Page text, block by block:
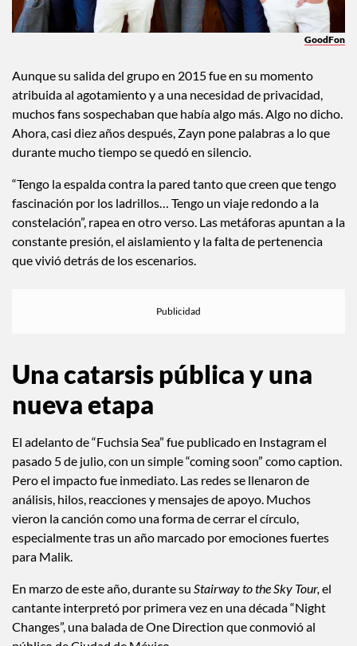
GoodFon
Aunque su salida del grupo en 2015 fue en su momento
atribuida al agotamiento y a una necesidad de privacidad,
muchos fans sospechaban que había algo más. Algo no dicho.
Ahora, casi diez años después, Zayn pone palabras a lo que
durante mucho tiempo se quedó en silencio.
“Tengo la espalda contra la pared tanto que creen que tengo
fascinación por los ladrillos… Tengo un viaje redondo a la
constelación”, rapea en otro verso. Las metáforas apuntan a la
constante presión, el aislamiento y la falta de pertenencia
que vivió detrás de los escenarios.
Una catarsis pública y una
nueva etapa
El adelanto de “Fuchsia Sea” fue publicado en Instagram el
pasado 5 de julio, con un simple “coming soon” como caption.
Pero el impacto fue inmediato. Las redes se llenaron de
análisis, hilos, reacciones y mensajes de apoyo. Muchos
vieron la canción como una forma de cerrar el círculo,
especialmente tras un año marcado por emociones fuertes
para Malik.
En marzo de este año, durante su Stairway to the Sky Tour,el
cantante interpretó por primera vez en una década “Night
Changes”, una balada de One Direction que conmovió al